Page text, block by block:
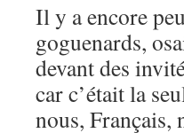
Il y a encore
goguenards,
devant des
car c’était la
nous, Français,